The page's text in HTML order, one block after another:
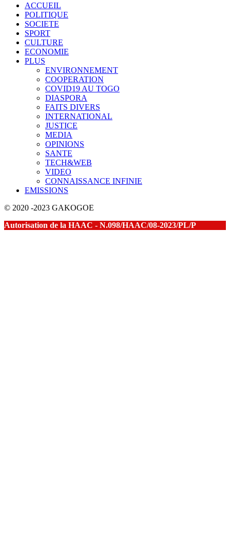
ACCUEIL
POLITIQUE
SOCIETE
SPORT
CULTURE
ECONOMIE
PLUS
ENVIRONNEMENT
COOPERATION
COVID19 AU TOGO
DIASPORA
FAITS DIVERS
INTERNATIONAL
JUSTICE
MEDIA
OPINIONS
SANTE
TECH&WEB
VIDEO
CONNAISSANCE INFINIE
EMISSIONS
© 2020 -2023 GAKOGOE
Autorisation de la HAAC - N.098/HAAC/08-2023/PL/P